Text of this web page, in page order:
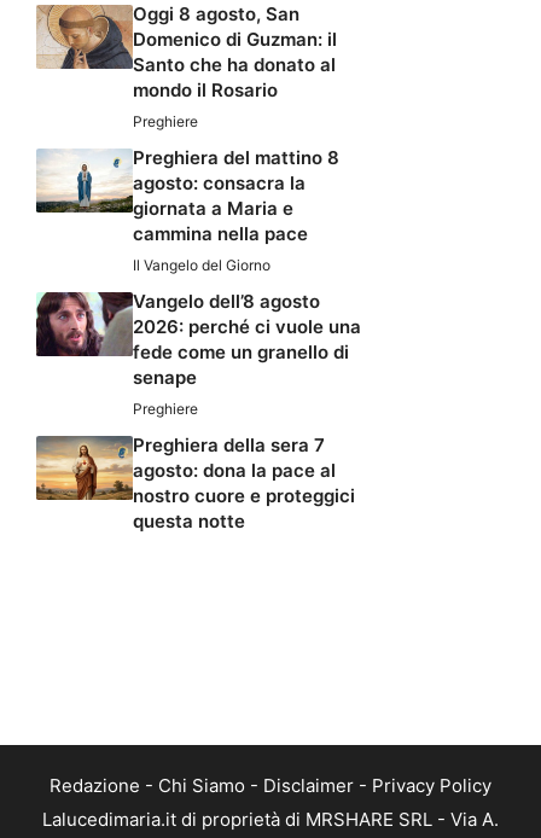
Oggi 8 agosto, San
Domenico di Guzman: il
Santo che ha donato al
mondo il Rosario
Preghiere
Preghiera del mattino 8
agosto: consacra la
giornata a Maria e
cammina nella pace
Il Vangelo del Giorno
Vangelo dell’8 agosto
2026: perché ci vuole una
fede come un granello di
senape
Preghiere
Preghiera della sera 7
agosto: dona la pace al
nostro cuore e proteggici
questa notte
Redazione - Chi Siamo - Disclaimer - Privacy Policy
Lalucedimaria.it di proprietà di MRSHARE SRL - Via A.